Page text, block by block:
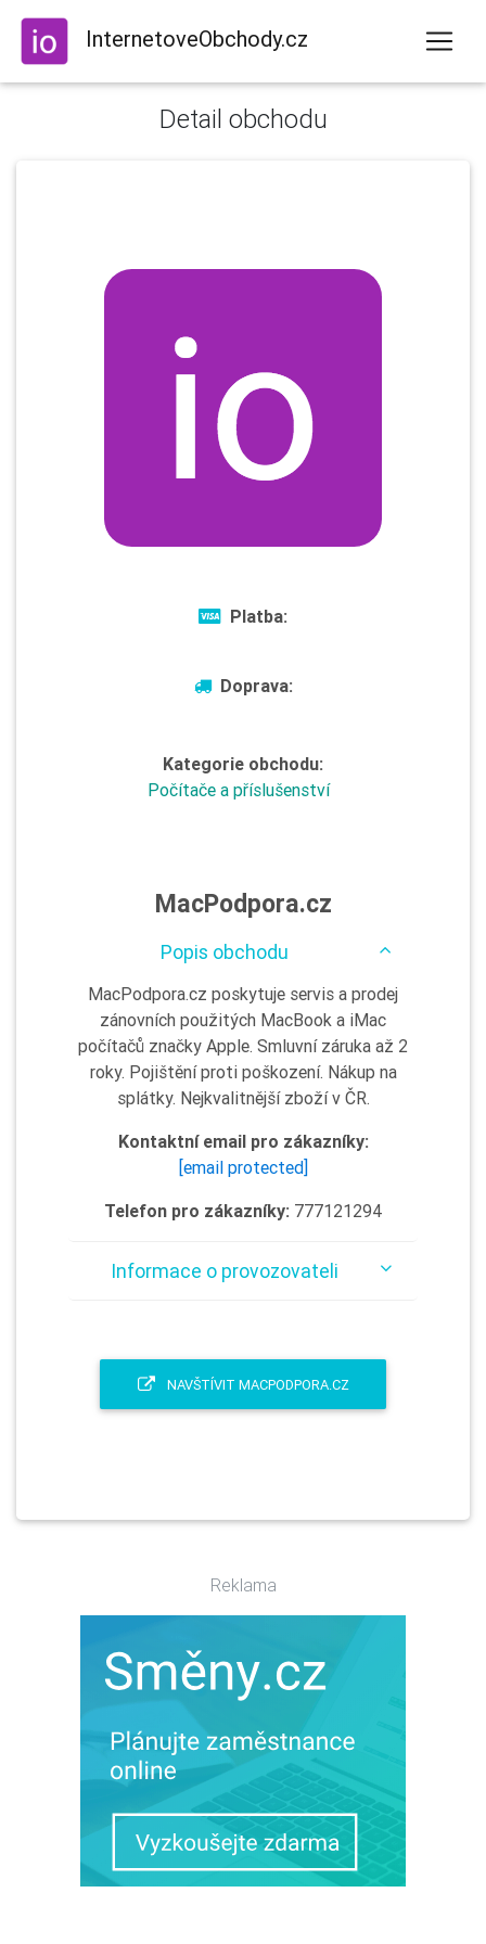
InternetoveObchody.cz
Detail obchodu
Platba:
Doprava:
Kategorie obchodu:
Počítače a příslušenství
MacPodpora.cz
Popis obchodu
MacPodpora.cz poskytuje servis a prodej
zánovních použitých MacBook a iMac
počítačů značky Apple. Smluvní záruka až 2
roky. Pojištění proti poškození. Nákup na
splátky. Nejkvalitnější zboží v ČR.
Kontaktní email pro zákazníky:
[email protected]
Telefon pro zákazníky: 777121294
Informace o provozovateli
NAVŠTÍVIT MACPODPORA.CZ
Reklama